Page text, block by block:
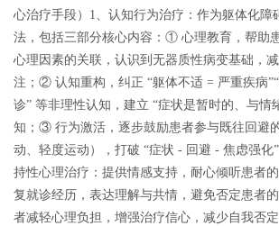
心治疗手段） 1、认知行为治疗：作为躯体化障
法，包括三部分核心内容：① 心理教育，帮助
心理因素的关联，认识到无器质性病变基础，
注；② 认知重构，纠正 “躯体不适 = 严重疾病
诊” 等非理性认知，建立 “症状是暂时的、与情
知；③ 行为激活，逐步鼓励患者参与既往回避
动、轻度运动），打破 “症状 - 回避 - 焦虑强化
持性心理治疗：提供情感支持，耐心倾听患者
复就诊经历，表达理解与共情，避免否定患者
者减轻心理负担，增强治疗信心，减少自我否